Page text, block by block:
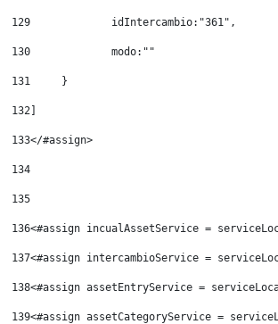
129
		idIntercambio:"361",
130
		modo:""
131
	}
132
133</#assign>
134
135
136<#assign incualAssetService =
137<#assign intercambioService =
138<#assign assetEntryService =
139<#assign assetCategoryService =